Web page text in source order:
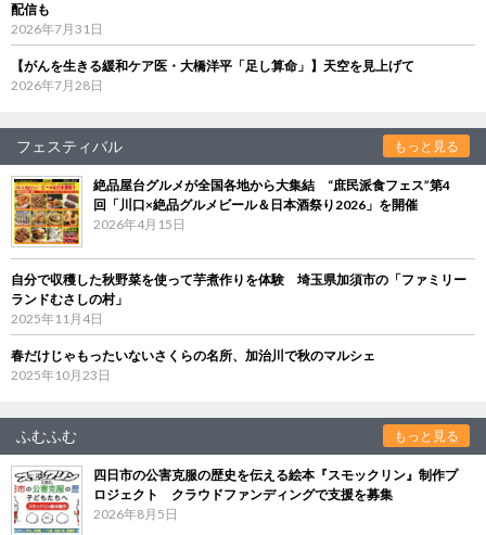
配信も
2026年7月31日
【がんを生きる緩和ケア医・大橋洋平「足し算命」】天空を見上げて
2026年7月28日
フェスティバル もっと見る
絶品屋台グルメが全国各地から大集結 “庶民派食フェス”第4
回「川口×絶品グルメビール＆日本酒祭り2026」を開催
2026年4月15日
自分で収穫した秋野菜を使って芋煮作りを体験 埼玉県加須市の「ファミリー
ランドむさしの村」
2025年11月4日
春だけじゃもったいないさくらの名所、加治川で秋のマルシェ
2025年10月23日
ふむふむ もっと見る
四日市の公害克服の歴史を伝える絵本『スモックリン』制作プ
ロジェクト クラウドファンディングで支援を募集
2026年8月5日